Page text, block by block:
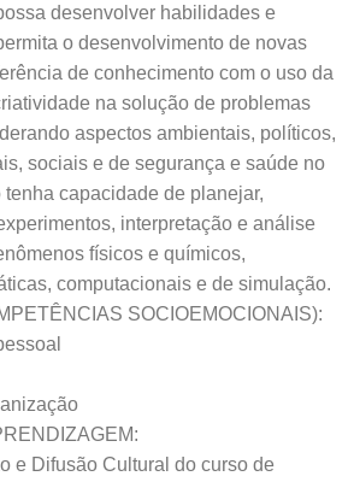
desenvolver habilidades e
o desenvolvimento de novas
de conhecimento com o uso da
na solução de problemas
aspectos ambientais, políticos,
sociais e de segurança e saúde no
capacidade de planejar,
interpretação e análise
físicos e químicos,
computacionais e de simulação.
SOCIOEMOCIONAIS):
e Difusão Cultural do curso de